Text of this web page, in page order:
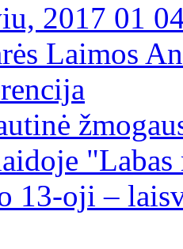
2017 01
Laimos
13-oji –